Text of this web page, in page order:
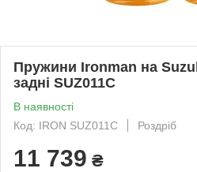
Пружини Ironman на
задні SUZ011C
В наявності
Код: IRON SUZ011C
Роздріб
11 739 ₴